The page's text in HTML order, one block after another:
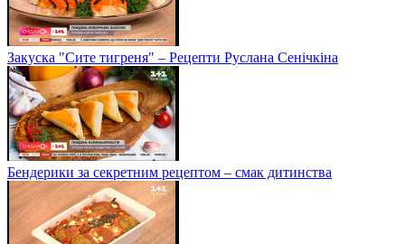
Закуска "Сите тигреня" – Рецепти Руслана Сенічкіна
Бендерики за секретним рецептом – смак дитинства